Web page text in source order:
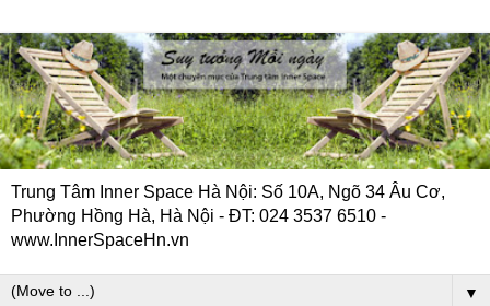
Trung Tâm Inner Space Hà Nội: Số 10A, Ngõ 34 Âu Cơ,
Phường Hồng Hà, Hà Nội - ĐT: 024 3537 6510 -
www.InnerSpaceHn.vn
▼